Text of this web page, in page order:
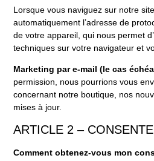
Lorsque vous naviguez sur notre
automatiquement l’adresse de
de votre appareil, qui nous permet
techniques sur votre navigateur et
Marketing par e-mail (le cas
permission, nous pourrions vous
concernant notre boutique, nos
mises à jour.
ARTICLE 2 –
Comment obtenez-vous mon